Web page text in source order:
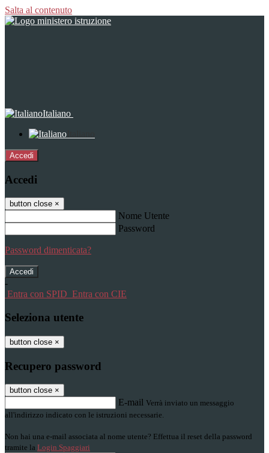
Salta al contenuto
Italiano
Accedi
Accedi
button close ×
Nome Utente
Password
Password dimenticata?
-
Entra con SPID Entra con CIE
Seleziona utente
button close ×
Recupero password
button close ×
E-mail Verrà inviato un messaggio
all'indirizzo indicato con le istruzioni necessarie.
Non hai una e-mail associata al nome utente? Effettua il reset della password
tramite la Login Spaggiari